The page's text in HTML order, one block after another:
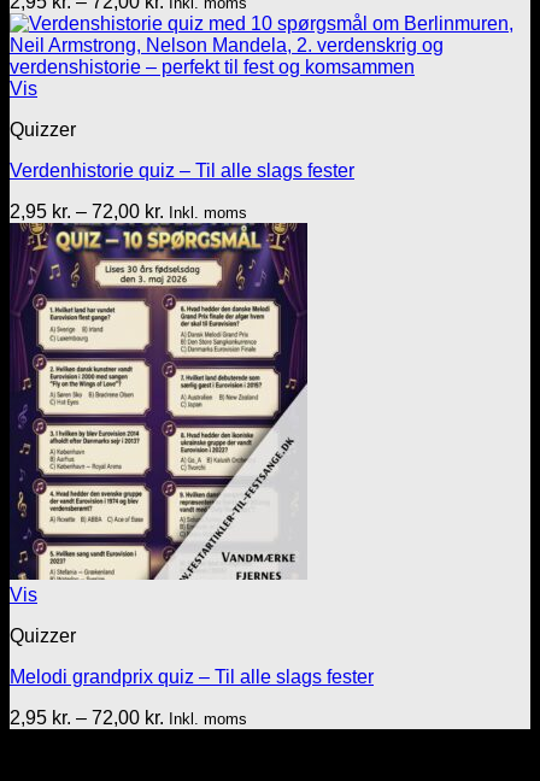
2,95 kr.
til
72,00 kr.
Vis
Quizzer
Verdenhistorie quiz – Til alle slags fester
2,95 kr. – 72,00 kr. Prisinterval:
2,95 kr.
til
72,00 kr.
Inkl. moms
Vis
Quizzer
Melodi grandprix quiz – Til alle slags fester
2,95 kr. – 72,00 kr. Prisinterval:
Inkl. moms